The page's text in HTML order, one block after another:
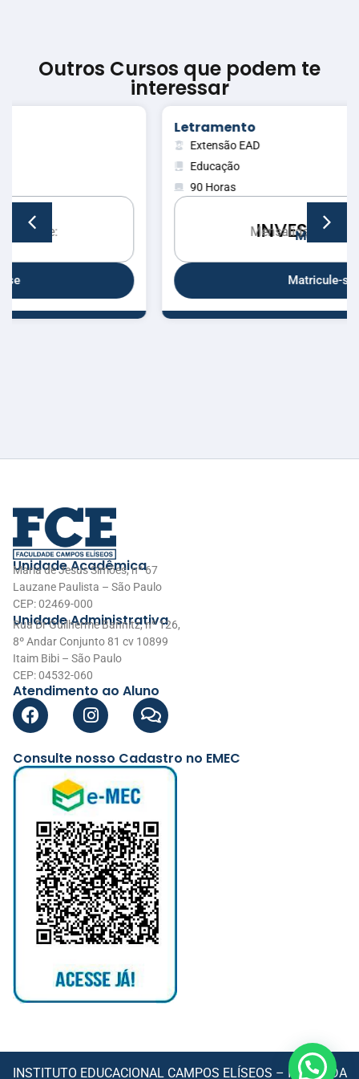
Outros Cursos que podem te
interessar
INVESTIMENTO
Mensalidades a partir de:
Matricule-se
Unidade Acadêmica
Maria de Jesus Simões, nº 67
Lauzane Paulista – São Paulo
CEP: 02469-000
Unidade Administrativa
Rua Dr Guilherme Bannitz, nº 126,
8º Andar Conjunto 81 cv 10899
Itaim Bibi – São Paulo
CEP: 04532-060
Atendimento ao Aluno
Consulte nosso Cadastro no EMEC
INSTITUTO EDUCACIONAL CAMPOS ELÍSEOS – IECE LTDA